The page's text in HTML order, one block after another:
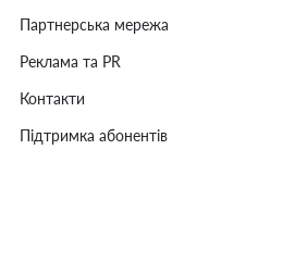
Партнерська мережа
Реклама та PR
Контакти
Підтримка абонентів